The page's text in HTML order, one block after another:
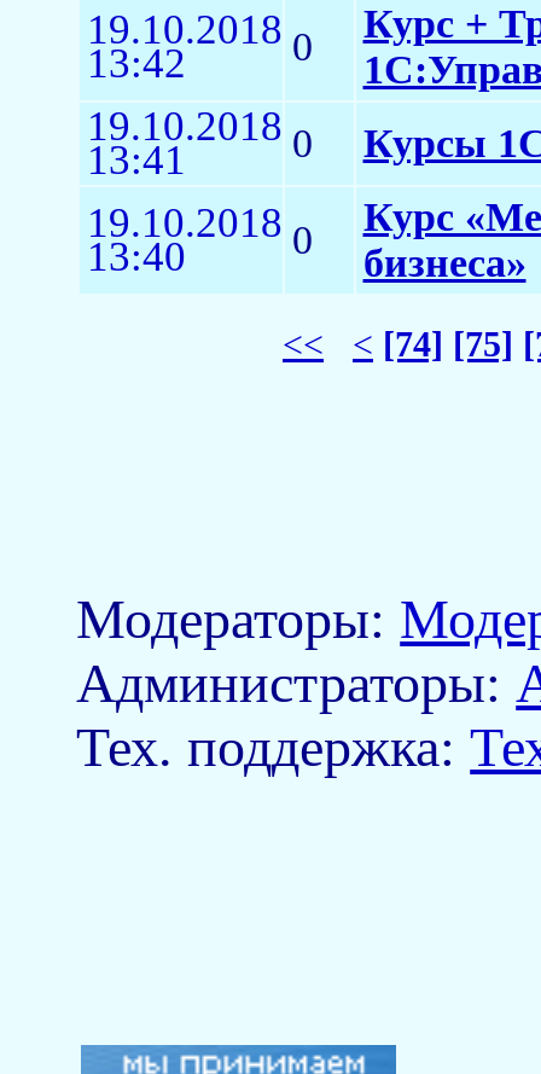
19.10.2018
13:42 0
Курс +
19.10.2018
13:41 0 Курсы
19.10.2018
13:40 0
Курс
бизнеса»
<< < [74] [75]
Модераторы:
Aдминистраторы:
Тех. поддержка: